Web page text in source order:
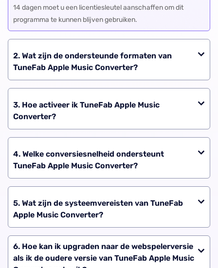
14 dagen moet u een licentiesleutel aanschaffen om dit
programma te kunnen blijven gebruiken.
2. Wat zijn de ondersteunde formaten van
TuneFab Apple Music Converter?
Ondersteunde uitvoerformaten voor Windows/Mac:
MP3, WAV, FLAC, AIFF, M4A (AAC- en ALAC-codecs)
3. Hoe activeer ik TuneFab Apple Music
Converter?
je licentiecode en e-mailadres. Werk vervolgens de
accountstatus bij in het pop-upvenster.
4. Welke conversiesnelheid ondersteunt
TuneFab Apple Music Converter?
systemen. Bij een snelle en stabiele netwerkverbinding
kan het downloaden van nummers nog sneller gaan.
5. Wat zijn de systeemvereisten van TuneFab
Apple Music Converter?
Voor Mac: Mac OS X 10.15 of hoger
6. Hoe kan ik upgraden naar de webspelerversie
als ik de oudere versie van TuneFab Apple Music